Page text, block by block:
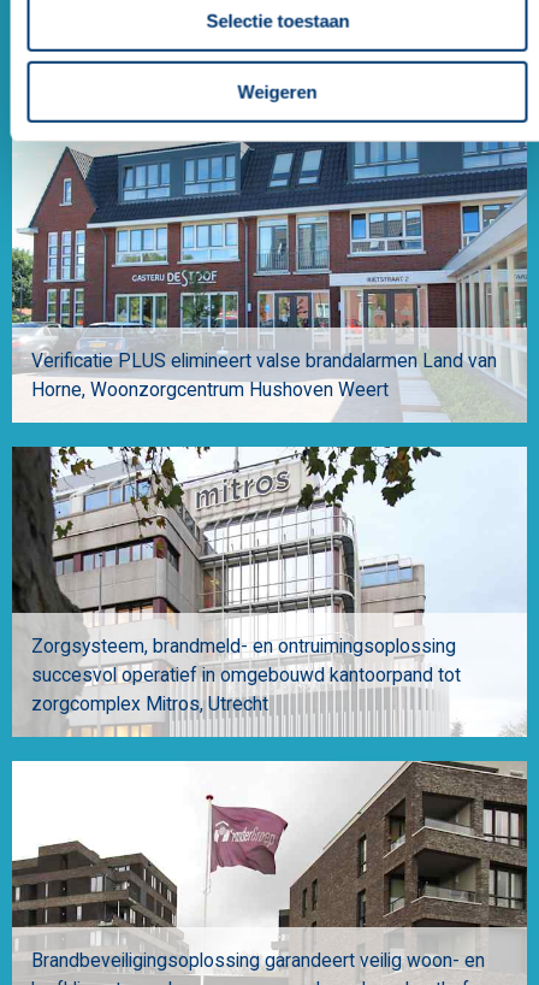
Selectie toestaan
Weigeren
Zorg- en communicatiesysteem ondersteunt
Verificatie PLUS elimineert valse brandalarmen Land van
Horne Woonzorgcentrum Hushoven Weert
Zorgsysteem, brandmeld- en ontruimingsoplossing
succesvol operatief in omgebouwd kantoorpand tot
zorgcomplex Mitros Utrecht
Brandbeveiligingsoplossing garandeert veilig woon- en